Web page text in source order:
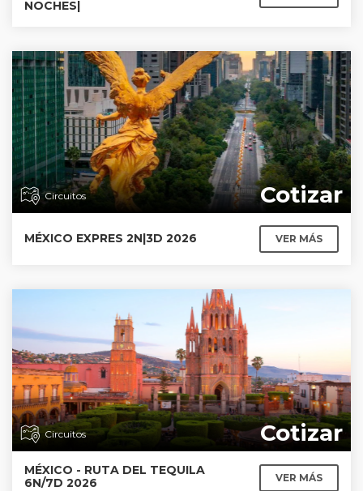
NOCHES|
Circuitos Cotizar
MÉXICO EXPRES 2N|3D 2026 VER MÁS
Circuitos Cotizar
MÉXICO - RUTA DEL TEQUILA
6N/7D 2026
VER MÁS